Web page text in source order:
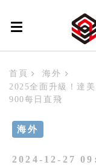
首頁
海外
2025全面升級！達
900每日直飛
海外
2024-12-27